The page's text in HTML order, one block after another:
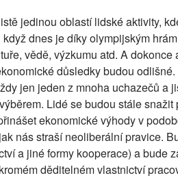
jedinou oblastí lidské aktivity,
dnes je díky olympijským
vědě, výzkumu atd. A
důsledky budou
jen jeden z mnoha uchazečů a
Lidé se budou stále
ekonomické výhody v
nás straší neoliberální pravice.
a jiné formy kooperace) a bude
děditelném vlastnictví